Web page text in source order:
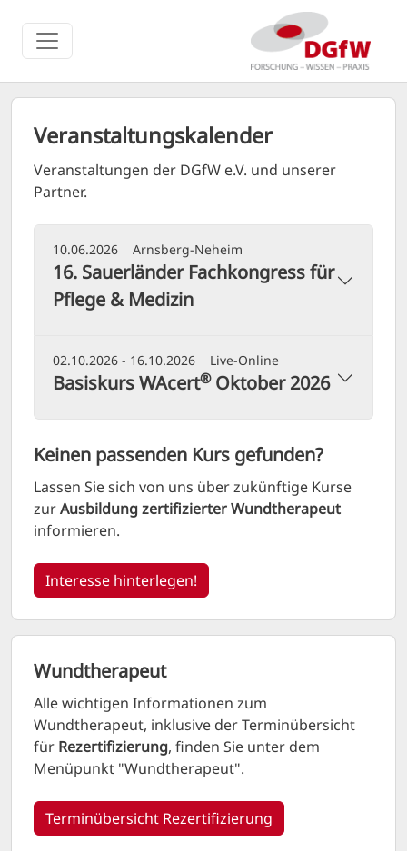
Veranstaltungskalender
Veranstaltungen der DGfW e.V. und unserer
Partner.
10.06.2026 Arnsberg-Neheim
16. Sauerländer Fachkongress für
Pflege & Medizin
02.10.2026 - 16.10.2026 Live-Online
Basiskurs WAcert®Oktober 2026
Keinen passenden Kurs gefunden?
Lassen Sie sich von uns über zukünftige Kurse
zurAusbildung zertifizierter Wundtherapeut
informieren.
Interesse hinterlegen!
Wundtherapeut
Alle wichtigen Informationen zum
Wundtherapeut, inklusive der Terminübersicht
für Rezertifizierung, finden Sie unter dem
Menüpunkt "Wundtherapeut".
Terminübersicht Rezertifizierung